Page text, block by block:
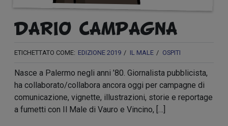
DARIO CAMPAGNA
ETICHETTATO COME: EDIZIONE 2019 IL MALE OSPITI
Nasce a Palermo negli anni ’80. Giornalista pubblicista,
ha collaborato/collabora ancora oggi per campagne di
comunicazione, vignette, illustrazioni, storie e reportage
a fumetti con Il Male di Vauro e Vincino, […]